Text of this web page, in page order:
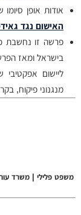
אודות אופן
האישום נגד גאידמק
פרשה זו נחשבת
בישראל ומאז
ליישום אפקטיבי
מנגנוני פיקוח,
משפט פלילי | משרד